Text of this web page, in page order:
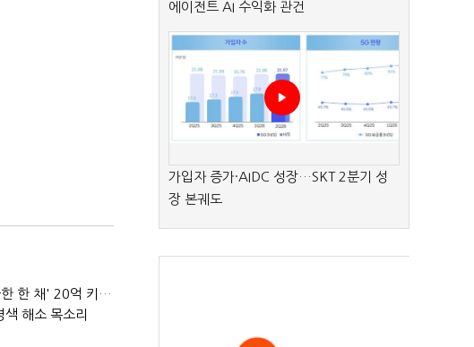
(현장+)"팔 생각 접고 호가 높여요"…'덜 똘똘한 한 채' 20억 키맞추기
해소 목소리
에이전트 AI 수익화 관건
가입자 증가·AIDC 성장…SKT 2분기 성
장 본궤도